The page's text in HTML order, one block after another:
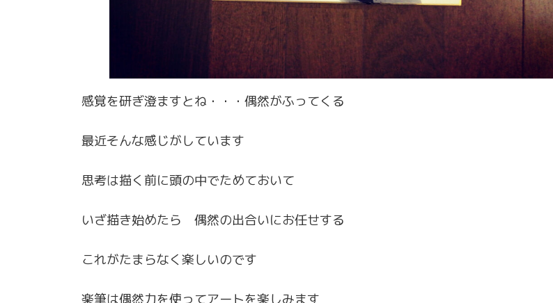
感覚を研ぎ澄ますとね・・・偶然がふってくる
最近そんな感じがしています
思考は描く前に頭の中でためておいて
いざ描き始めたら 偶然の出合いにお任せする
これがたまらなく楽しいのです
楽筆は偶然力を使ってアートを楽しみます